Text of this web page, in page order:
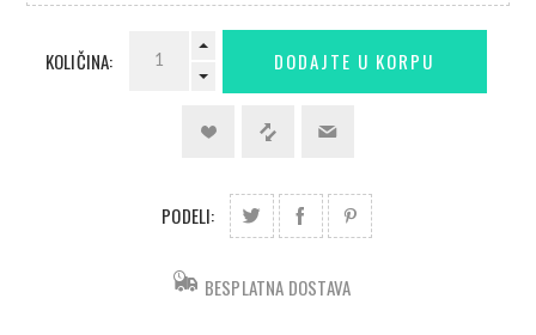
KOLIČINA:
PODELI:
BESPLATNA DOSTAVA